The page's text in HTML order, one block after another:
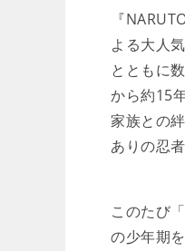
『
よる大人
とともに
から約15
家族との
ありの忍
このたび
の少年期